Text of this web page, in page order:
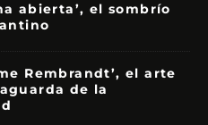
abierta’, el sombrío
Rembrandt’, el arte
de la